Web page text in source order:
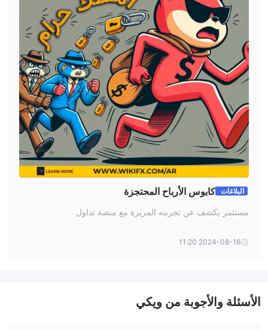
البلاغات كابوس الأرباح المحتجزة
مستثمر يكشف عن تجربته المريرة مع منصة تداول
2024-08-16 11:20
الأسئلة والأجوبة من ويكي